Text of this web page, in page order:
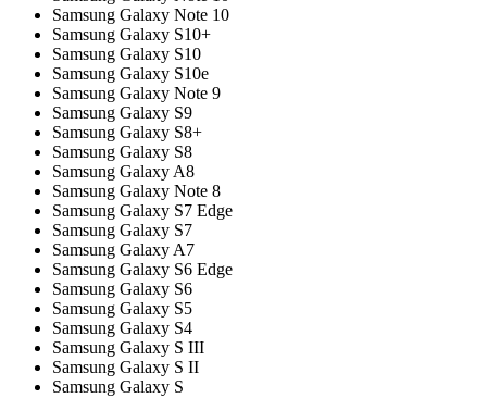
Samsung Galaxy Note 10
Samsung Galaxy S10+
Samsung Galaxy S10
Samsung Galaxy S10e
Samsung Galaxy Note 9
Samsung Galaxy S9
Samsung Galaxy S8+
Samsung Galaxy S8
Samsung Galaxy A8
Samsung Galaxy Note 8
Samsung Galaxy S7 Edge
Samsung Galaxy S7
Samsung Galaxy A7
Samsung Galaxy S6 Edge
Samsung Galaxy S6
Samsung Galaxy S5
Samsung Galaxy S4
Samsung Galaxy S III
Samsung Galaxy S II
Samsung Galaxy S